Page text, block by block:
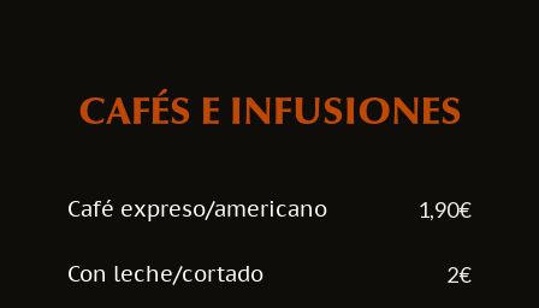
CAFÉS E INFUSIONES
Café expreso/americano 1,90€
Con leche/cortado 2€